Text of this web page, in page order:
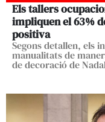
Els tallers
impliquen el 63%
positiva
Segons detallen, els
manualitats de
de decoració de